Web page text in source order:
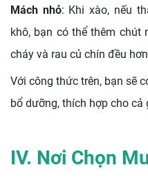
Mách nhỏ: Khi xào, nếu
khô, bạn có thể thêm
cháy và rau củ chín đều
Với công thức trên, bạn sẽ
bổ dưỡng, thích hợp cho
IV. Nơi Chọn